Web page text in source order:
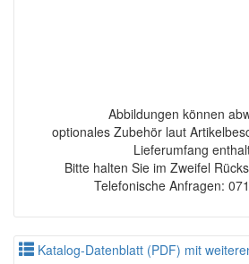
Abbildungen können
optionales Zubehör laut
Lieferumfang
Bitte halten Sie im Zweifel
Telefonische Anfragen:
Katalog-Datenblatt (PDF) mit